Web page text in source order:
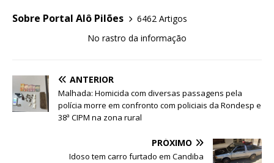
Sobre Portal Alô Pilões
6462 Artigos
No rastro da informação
ANTERIOR
Malhada: Homicida com diversas passagens pela
polícia morre em confronto com policiais da Rondesp e
38ª CIPM na zona rural
PRÓXIMO
Idoso tem carro furtado em Candiba